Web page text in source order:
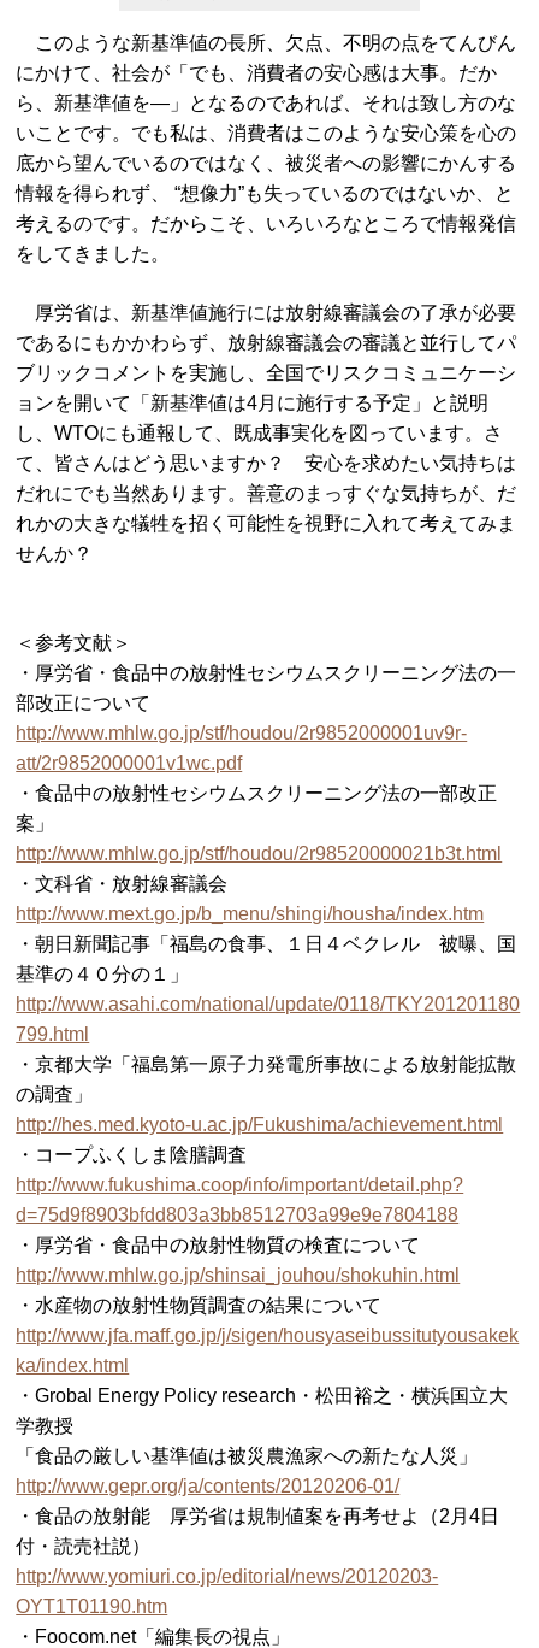
このような新基準値の長所、欠点、不明の点をてんびん
にかけて、社会が「でも、消費者の安心感は大事。だか
ら、新基準値を―」となるのであれば、それは致し方のな
いことです。でも私は、消費者はこのような安心策を心の
底から望んでいるのではなく、被災者への影響にかんする
情報を得られず、 “想像力”も失っているのではないか、と
考えるのです。だからこそ、いろいろなところで情報発信
をしてきました。
厚労省は、新基準値施行には放射線審議会の了承が必要
であるにもかかわらず、放射線審議会の審議と並行してパ
ブリックコメントを実施し、全国でリスクコミュニケーシ
ョンを開いて「新基準値は4月に施行する予定」と説明
し、WTOにも通報して、既成事実化を図っています。さ
て、皆さんはどう思いますか？ 安心を求めたい気持ちは
だれにでも当然あります。善意のまっすぐな気持ちが、だ
れかの大きな犠牲を招く可能性を視野に入れて考えてみま
せんか？
＜参考文献＞
・厚労省・食品中の放射性セシウムスクリーニング法の一
部改正について
http://www.mhlw.go.jp/stf/houdou/2r9852000001uv9r-
att/2r9852000001v1wc.pdf
・食品中の放射性セシウムスクリーニング法の一部改正
案」
http://www.mhlw.go.jp/stf/houdou/2r98520000021b3t.html
・文科省・放射線審議会
http://www.mext.go.jp/b_menu/shingi/housha/index.htm
・朝日新聞記事「福島の食事、１日４ベクレル 被曝、国
基準の４０分の１」
http://www.asahi.com/national/update/0118/TKY201201180
799.html
・京都大学「福島第一原子力発電所事故による放射能拡散
の調査」
http://hes.med.kyoto-u.ac.jp/Fukushima/achievement.html
・コープふくしま陰膳調査
http://www.fukushima.coop/info/important/detail.php?
d=75d9f8903bfdd803a3bb8512703a99e9e7804188
・厚労省・食品中の放射性物質の検査について
http://www.mhlw.go.jp/shinsai_jouhou/shokuhin.html
・水産物の放射性物質調査の結果について
http://www.jfa.maff.go.jp/j/sigen/housyaseibussitutyousakek
ka/index.html
・Grobal Energy Policy research・松田裕之・横浜国立大
学教授
「食品の厳しい基準値は被災農漁家への新たな人災」
http://www.gepr.org/ja/contents/20120206-01/
・食品の放射能 厚労省は規制値案を再考せよ（2月4日
付・読売社説）
http://www.yomiuri.co.jp/editorial/news/20120203-
OYT1T01190.htm
・Foocom.net「編集長の視点」